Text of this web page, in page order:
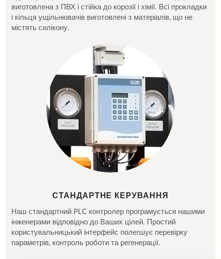
виготовлена з ПВХ і стійка до корозії і хімії. Всі прокладки
і кільця ущільнювачів виготовлені з матеріалів, що не
містять силікону.
СТАНДАРТНЕ КЕРУВАННЯ
Наш стандартний PLC контролер програмується нашими
інженерами відповідно до Ваших цілей. Простий
користувальницький інтерфейс полегшує перевірку
параметрів, контроль роботи та регенерації.